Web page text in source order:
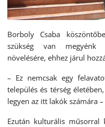
Borboly Csaba
szükség van megyénk
növelésére, ehhez járul
– Ez nemcsak egy
település és térség
legyen az itt lakók számára
Ezután kulturális műsorral